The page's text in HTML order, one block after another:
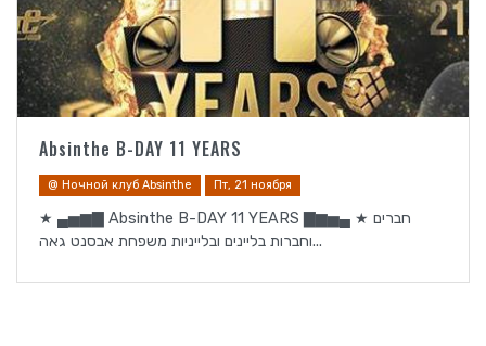
Absinthe B-DAY 11 YEARS
@ Ночной клуб Absinthe Пт, 21 ноября
★ ▄▅▆▇ Absinthe B-DAY 11 YEARS ▇▆▅▄ ★ חברים
וחברות בליינים ובלייניות משפחת אבסנט גאה...